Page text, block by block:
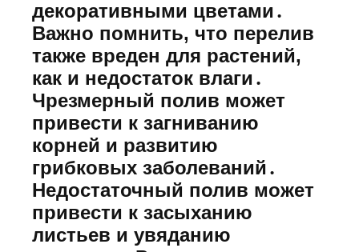
декоративными цветами․
Важно помнить, что перелив
также вреден для растений,
как и недостаток влаги․
Чрезмерный полив может
привести к загниванию
корней и развитию
грибковых заболеваний․
Недостаточный полив может
привести к засыханию
листьев и увяданию